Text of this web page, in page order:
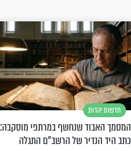
חדשות יהדות
המסמך האבוד שנחשף במרתפי מוסקבה:
כתב היד הנדיר של הרשב"ם התגלה